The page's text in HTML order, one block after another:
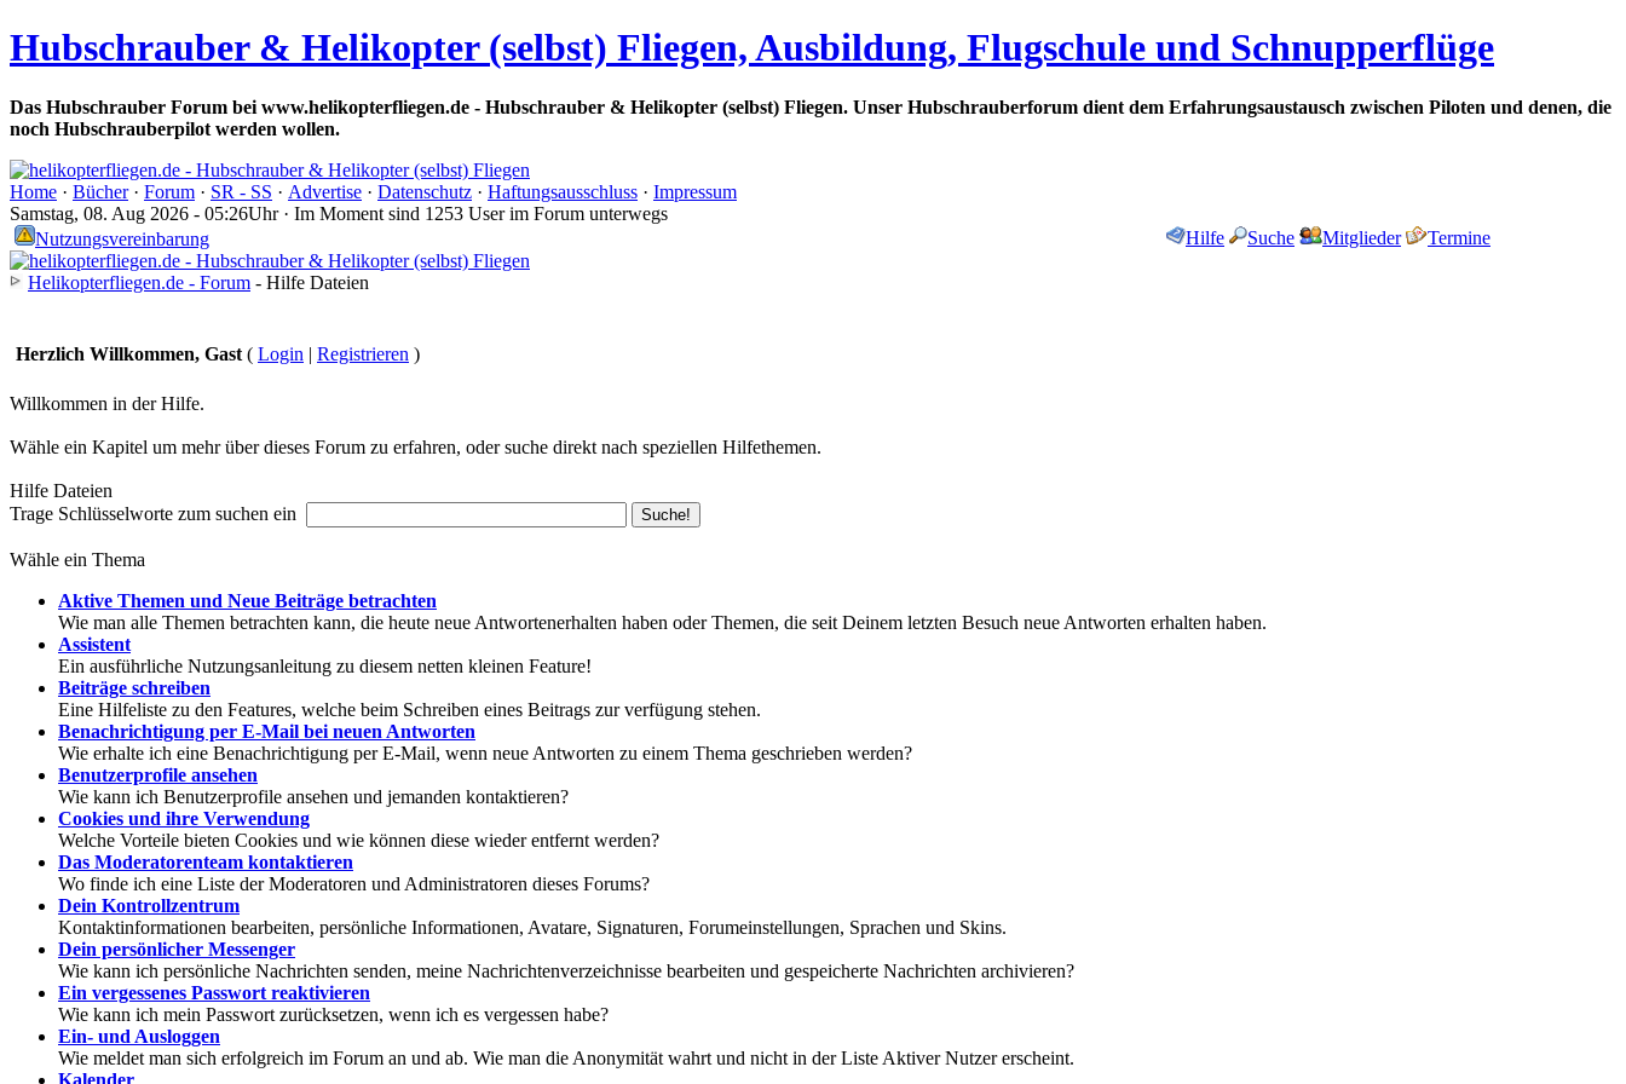
Hubschrauber & Helikopter (selbst) Fliegen, Ausbildung, Flugschule und Schnupperflüge
Das Hubschrauber Forum bei www.helikopterfliegen.de - Hubschrauber & Helikopter (selbst) Fliegen. Unser Hubschrauberforum dient dem Erfahrungsaustausch zwischen Piloten und denen, die
noch Hubschrauberpilot werden wollen.
Home · Bücher· Forum · SR - SS · Advertise · Datenschutz · Haftungsausschluss · Impressum
Samstag, 08. Aug 2026 - 05:26Uhr · Im Moment sind 1253 User im Forum unterwegs
Nutzungsvereinbarung
Hilfe Suche Mitglieder Termine
Helikopterfliegen.de - Forum - Hilfe Dateien
Herzlich Willkommen, Gast ( Login | Registrieren )
Willkommen in der Hilfe.
Wähle ein Kapitel um mehr über dieses Forum zu erfahren, oder suche direkt nach speziellen Hilfethemen.
Hilfe Dateien
Trage Schlüsselworte zum suchen ein
Wähle ein Thema
Aktive Themen und Neue Beiträge betrachten
Wie man alle Themen betrachten kann, die heute neue Antwortenerhalten haben oder Themen, die seit Deinem letzten Besuch neue Antworten erhalten haben.
Assistent
Ein ausführliche Nutzungsanleitung zu diesem netten kleinen Feature!
Beiträge schreiben
Eine Hilfeliste zu den Features, welche beim Schreiben eines Beitrags zur verfügung stehen.
Benachrichtigung per E-Mail bei neuen Antworten
Wie erhalte ich eine Benachrichtigung per E-Mail, wenn neue Antworten zu einem Thema geschrieben werden?
Benutzerprofile ansehen
Wie kann ich Benutzerprofile ansehen und jemanden kontaktieren?
Cookies und ihre Verwendung
Welche Vorteile bieten Cookies und wie können diese wieder entfernt werden?
Das Moderatorenteam kontaktieren
Wo finde ich eine Liste der Moderatoren und Administratoren dieses Forums?
Dein Kontrollzentrum
Kontaktinformationen bearbeiten, persönliche Informationen, Avatare, Signaturen, Forumeinstellungen, Sprachen und Skins.
Dein persönlicher Messenger
Wie kann ich persönliche Nachrichten senden, meine Nachrichtenverzeichnisse bearbeiten und gespeicherte Nachrichten archivieren?
Ein vergessenes Passwort reaktivieren
Wie kann ich mein Passwort zurücksetzen, wenn ich es vergessen habe?
Ein- und Ausloggen
Wie meldet man sich erfolgreich im Forum an und ab. Wie man die Anonymität wahrt und nicht in der Liste Aktiver Nutzer erscheint.
Kalender